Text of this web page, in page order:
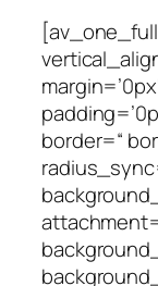
border=“